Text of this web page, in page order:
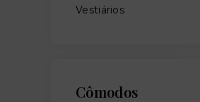
Vestiários
Cômodos